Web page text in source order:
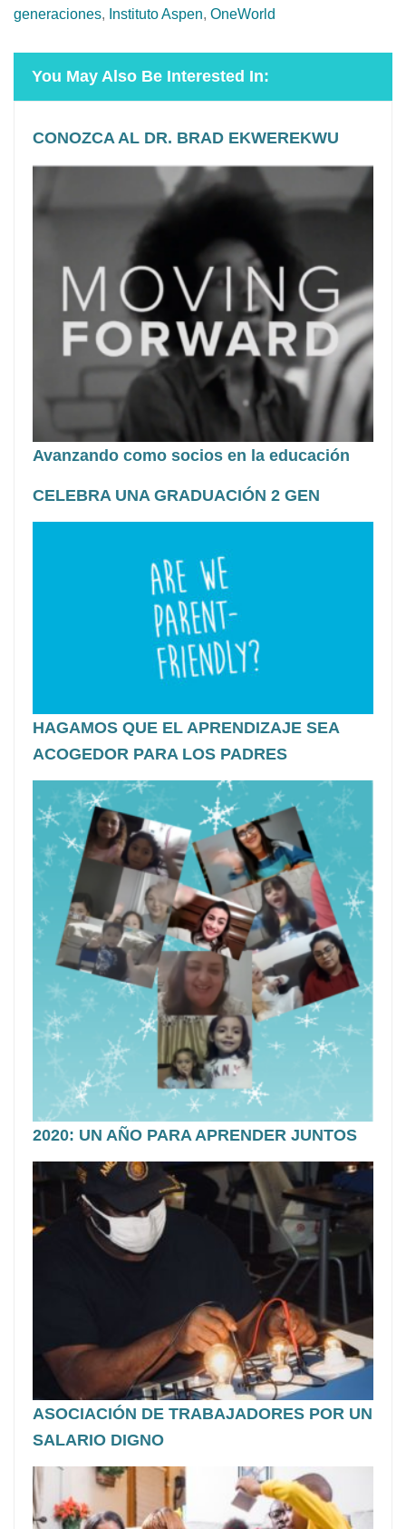
generaciones, Instituto Aspen, OneWorld
You May Also Be Interested In:
CONOZCA AL DR. BRAD EKWEREKWU
Avanzando como socios en la educación
CELEBRA UNA GRADUACIÓN 2 GEN
HAGAMOS QUE EL APRENDIZAJE SEA
ACOGEDOR PARA LOS PADRES
2020: UN AÑO PARA APRENDER JUNTOS
ASOCIACIÓN DE TRABAJADORES POR UN
SALARIO DIGNO